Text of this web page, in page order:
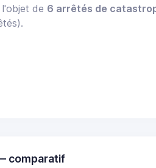
de 6 arrêtés de
comparatif